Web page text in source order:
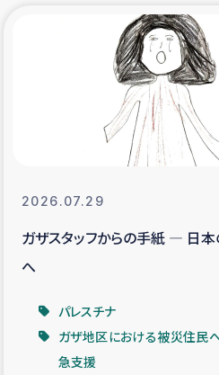
支援
興支援
日誌
産支援
栄養改善事業
2026.07.29
ガザスタッフからの手紙 ― 日本
へ
パレスチナ
ガザ地区における被災住民
急支援